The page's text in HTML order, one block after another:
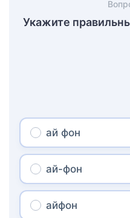
Укажите
ай фон
ай-фон
айфон